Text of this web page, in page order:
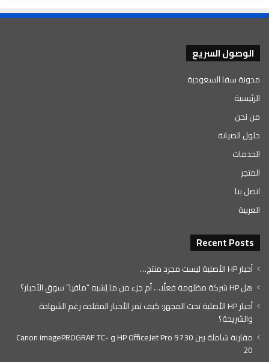
الوصول السريع
مدونة سفا السعودية
الرئيسية
من نحن
حلول الصيانة
الخدمات
المتجر
اتصل بنا
العربية
Recent Posts
أحبار HP الأصلية ليست مجرد منتج…
هل HP شركة مظلومة فعلًا… أم جزء من ما يُشبه “مافيا” سوق الأحبار؟
أحبار HP الأصلية تحت المجهر: كيف تمر الأحبار المقلدة رغم الشهادة
والشريحة؟
مقارنة شاملة بين HP OfficeJet Pro 9730 و Canon imagePROGRAF TC-
20